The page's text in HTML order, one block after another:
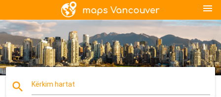
menu
search Kërkim hartat